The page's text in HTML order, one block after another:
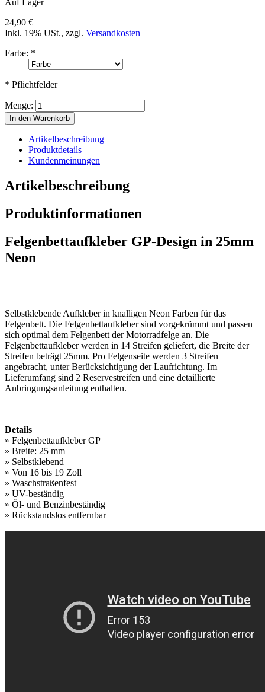
24,90 €
Inkl. 19% USt., zzgl. Versandkosten
Farbe: *
* Pflichtfelder
Menge:
In den Warenkorb
Artikelbeschreibung
Produktdetails
Kundenmeinungen
Artikelbeschreibung
Produktinformationen
Felgenbettaufkleber GP-Design in 25mm
Neon
Selbstklebende Aufkleber in knalligen Neon Farben für das
Felgenbett. Die Felgenbettaufkleber sind vorgekrümmt und passen
sich optimal dem Felgenbett der Motorradfelge an. Die
Felgenbettaufkleber werden in 14 Streifen geliefert, die Breite der
Streifen beträgt 25mm. Pro Felgenseite werden 3 Streifen
angebracht, unter Berücksichtigung der Laufrichtung. Im
Lieferumfang sind 2 Reservestreifen und eine detaillierte
Anbringungsanleitung enthalten.
Details
» Felgenbettaufkleber GP
» Breite: 25 mm
» Selbstklebend
» Von 16 bis 19 Zoll
» Waschstraßenfest
» UV-beständig
» Öl- und Benzinbeständig
» Rückstandslos entfernbar